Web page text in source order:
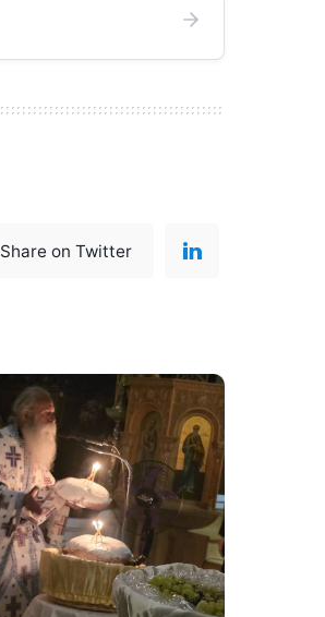
Share on Twitter